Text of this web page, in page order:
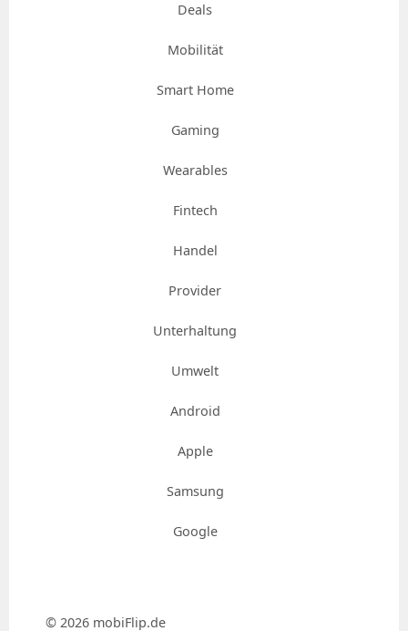
Deals
Mobilität
Smart Home
Gaming
Wearables
Fintech
Handel
Provider
Unterhaltung
Umwelt
Android
Apple
Samsung
Google
© 2026 mobiFlip.de